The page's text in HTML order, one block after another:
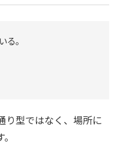
る。
り型ではなく、場所に